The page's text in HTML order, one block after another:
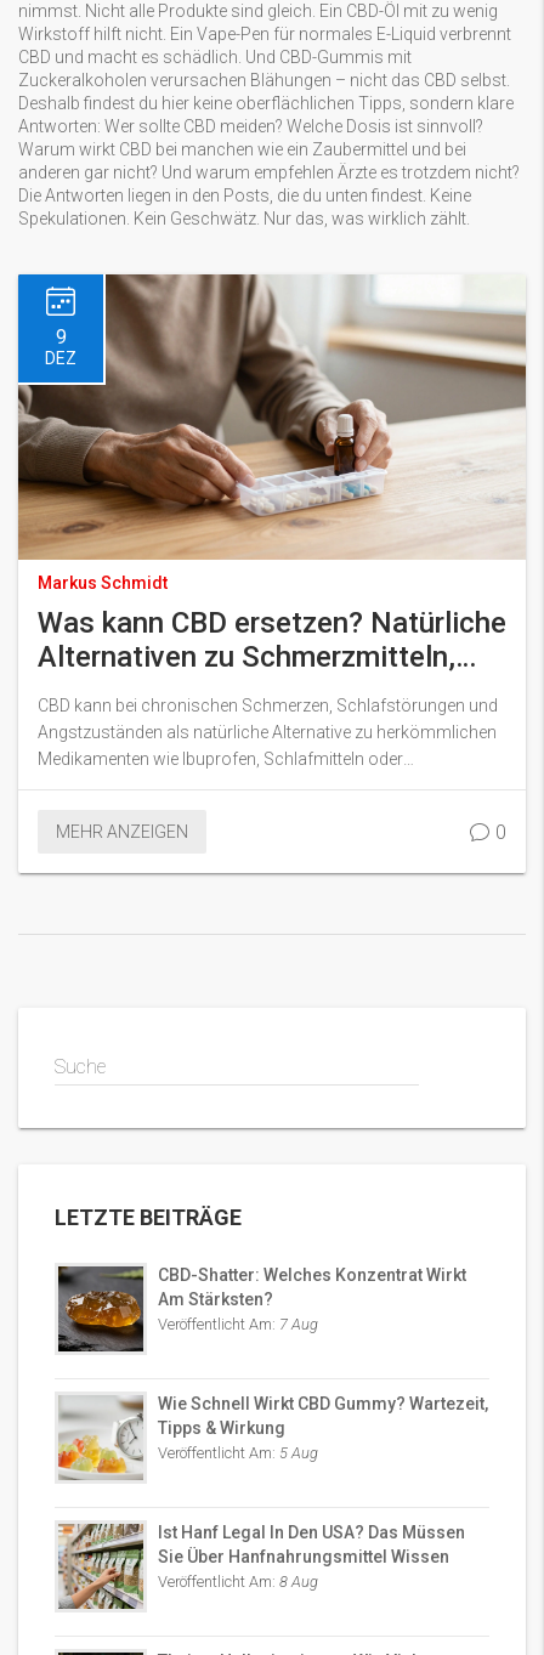
nimmst. Nicht alle Produkte sind gleich. Ein CBD-Öl mit zu wenig
Wirkstoff hilft nicht. Ein Vape-Pen für normales E-Liquid verbrennt
CBD und macht es schädlich. Und CBD-Gummis mit
Zuckeralkoholen verursachen Blähungen – nicht das CBD selbst.
Deshalb findest du hier keine oberflächlichen Tipps, sondern klare
Antworten: Wer sollte CBD meiden? Welche Dosis ist sinnvoll?
Warum wirkt CBD bei manchen wie ein Zaubermittel und bei
anderen gar nicht? Und warum empfehlen Ärzte es trotzdem nicht?
Die Antworten liegen in den Posts, die du unten findest. Keine
Spekulationen. Kein Geschwätz. Nur das, was wirklich zählt.
9
DEZ
Markus Schmidt
Was kann CBD ersetzen? Natürliche
Alternativen zu Schmerzmitteln,
Schlafhilfen und
Angstmedikamenten
CBD kann bei chronischen Schmerzen, Schlafstörungen und
Angstzuständen als natürliche Alternative zu herkömmlichen
Medikamenten wie Ibuprofen, Schlafmitteln oder
Antidepressiva dienen - ohne Abhängigkeitsrisiko und mit
MEHR ANZEIGEN
0
Suche
LETZTE BEITRÄGE
CBD-Shatter: Welches Konzentrat Wirkt
Am Stärksten?
Veröffentlicht Am: 7 Aug
Wie Schnell Wirkt CBD Gummy? Wartezeit,
Tipps & Wirkung
Veröffentlicht Am: 5 Aug
Ist Hanf Legal In Den USA? Das Müssen
Sie Über Hanfnahrungsmittel Wissen
Veröffentlicht Am: 8 Aug